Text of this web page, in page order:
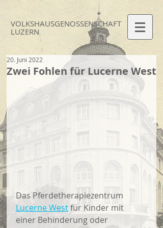
VOLKSHAUSGENOSSENSCHAFT
LUZERN
Zwei Fohlen für Lucerne West
20. Juni 2022
Das Pferdetherapiezentrum
Lucerne West für Kinder mit
einer Behinderung oder